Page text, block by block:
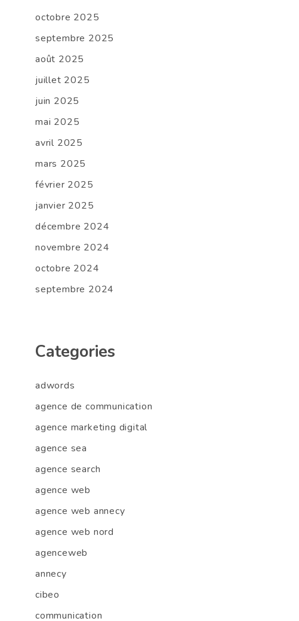
octobre 2025
septembre 2025
août 2025
juillet 2025
juin 2025
mai 2025
avril 2025
mars 2025
février 2025
janvier 2025
décembre 2024
novembre 2024
octobre 2024
septembre 2024
Categories
adwords
agence de communication
agence marketing digital
agence sea
agence search
agence web
agence web annecy
agence web nord
agenceweb
annecy
cibeo
communication